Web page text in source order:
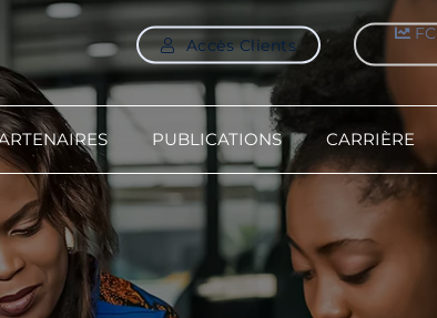
Accès Clients
PUBLICATIONS CARRIÈRE